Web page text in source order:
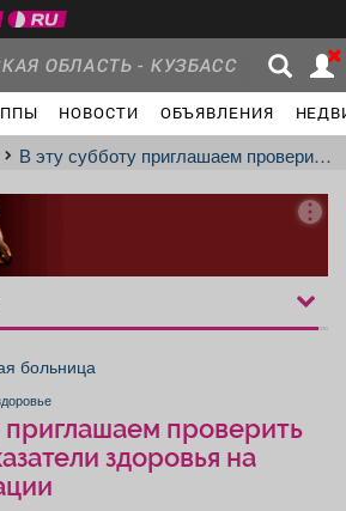
ОБЛАСТЬ - КУЗБАСС
НОВОСТИ ОБЪЯВЛЕНИЯ
Группы
Недвижимость Услуги
В эту субботу приглашаем проверить основные показатели здоровья на диспансеризации
больница
приглашаем проверить
здоровья на